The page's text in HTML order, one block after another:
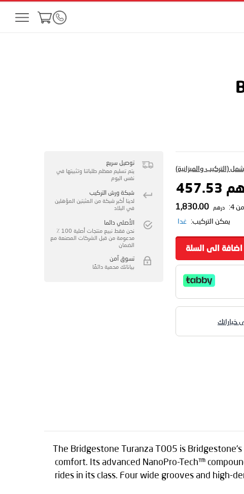
(التركيب والميزانية)
4: درهم 1,830.00
يمكن التركيب: غدا
اضافة الى السلة
توصيل سريع
يتم تسليم معظم طلباتنا وتثبيتها في
نفس اليوم
شبكة ورش التركيب
لدينا أكبر شبكة من المثبتين المؤهلين
في البلاد
الأصلي دائما
نحن فقط نبيع منتجات أصلية 100 ٪
مدعومة من قبل الشركات المصنعة مع
الضمان
تسوق آمن
بياناتك محمية دائمًا
The Bridgestone Turanza T005 is
comfort. Its advanced NanoPro-Tech™
rides in its class. Four wide grooves and high-